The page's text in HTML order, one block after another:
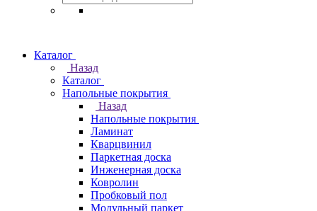
Каталог
Назад
Каталог
Напольные покрытия
Назад
Напольные покрытия
Ламинат
Кварцвинил
Паркетная доска
Инженерная доска
Ковролин
Пробковый пол
Модульный паркет